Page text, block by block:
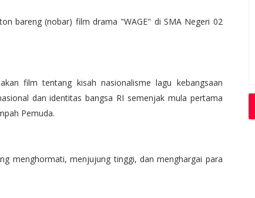
bareng (nobar) film drama "WAGE" di SMA Negeri 02
film tentang kisah nasionalisme lagu kebangsaan
dan identitas bangsa RI semenjak mula pertama
Pemuda.
menghormati, menjujung tinggi, dan menghargai para